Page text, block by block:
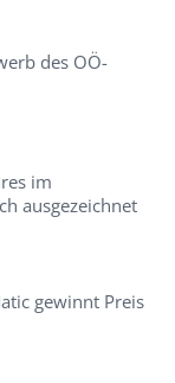
des OÖ-
im
ausgezeichnet
gewinnt Preis